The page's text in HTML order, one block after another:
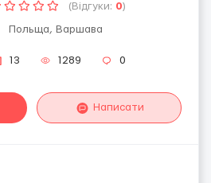
(Відгуки: 0)
Польща, Варшава
13 1289 0
Написати